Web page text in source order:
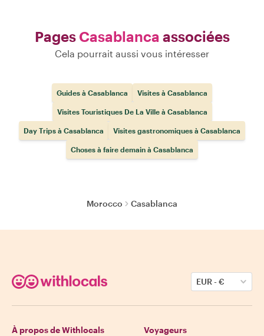
Pages Casablanca associées
Cela pourrait aussi vous intéresser
Guides à Casablanca Visites à Casablanca
Visites Touristiques De La Ville à Casablanca
Day Trips à Casablanca Visites gastronomiques à Casablanca
Choses à faire demain à Casablanca
Morocco Casablanca
EUR-€
À propos de Withlocals Voyageurs